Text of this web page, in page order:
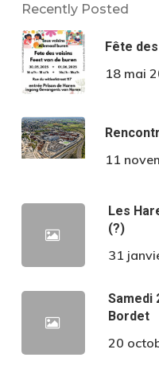
Recently Posted
Fête
18 mai
11
Les
(?)
31
Samedi
Bordet
20